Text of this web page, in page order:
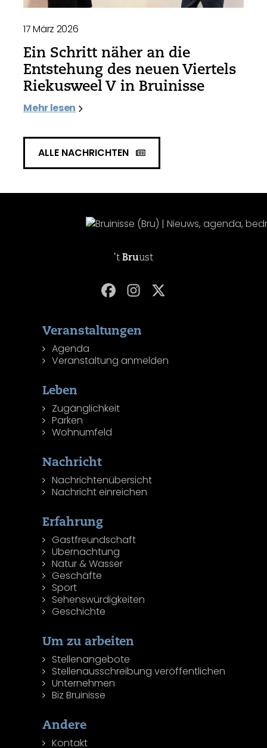
17 März 2026
Ein Schritt näher an die
Entstehung des neuen Viertels
Riekusweel V in Bruinisse
Mehr lesen
ALLE NACHRICHTEN
't Bruust
Veranstaltungen
Agenda
Veranstaltung anmelden
Leben
Zugänglichkeit
Parken
Wohnumfeld
Nachricht
Nachrichtenübersicht
Nachricht einreichen
Erfahrung
Gastfreundschaft
Übernachtung
Natur & Wasser
Geschäfte
Sport
Sehenswürdigkeiten
Geschichte
Um zu arbeiten
Stellenangebote
Stellenausschreibung veröffentlichen
Unternehmen
Biz Bruinisse
Andere
Kontakt